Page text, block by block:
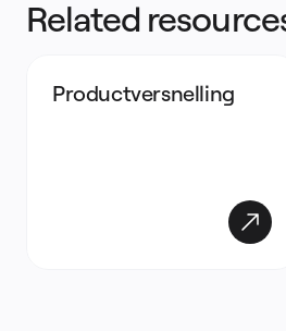
Related
Productversnelling